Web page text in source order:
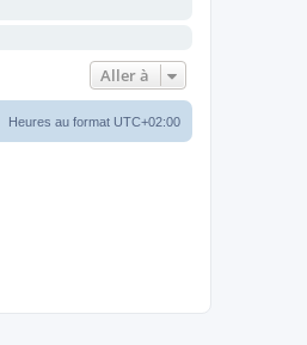
Aller à
Heures au format UTC+02:00